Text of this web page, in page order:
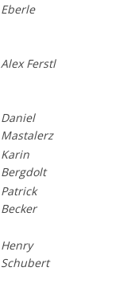
Eberle
Alex Ferstl
Daniel
Mastalerz
Karin
Bergdolt
Patrick
Becker
Henry
Schubert